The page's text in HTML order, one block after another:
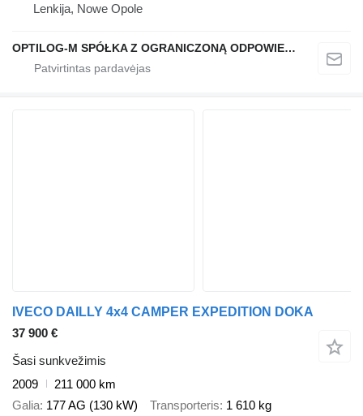
Lenkija, Nowe Opole
OPTILOG-M SPÓŁKA Z OGRANICZONĄ ODPOWIEDZIALNOŚCIĄ
IVECO DAILLY 4x4 CAMPER EXPEDITION DOKA
37 900 €
Šasi sunkvežimis
2009
211 000 km
Galia 177 AG (130 kW) Transporteris 1 610 kg